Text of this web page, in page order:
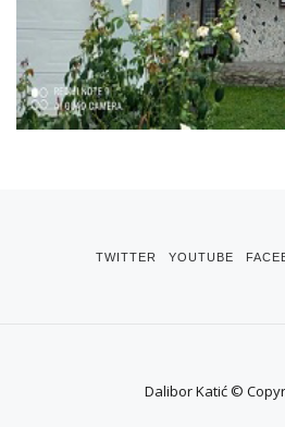
TWITTER YOUTUBE
Dalibor Katić ©